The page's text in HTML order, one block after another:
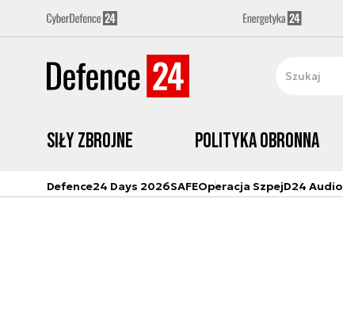
Siły zbrojne Polityka obronna
Defence24 Days 2026SAFEOperacja SzpejD24 Audio